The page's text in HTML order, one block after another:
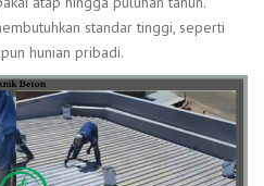
standar tinggi, seperti
hunian pribadi.